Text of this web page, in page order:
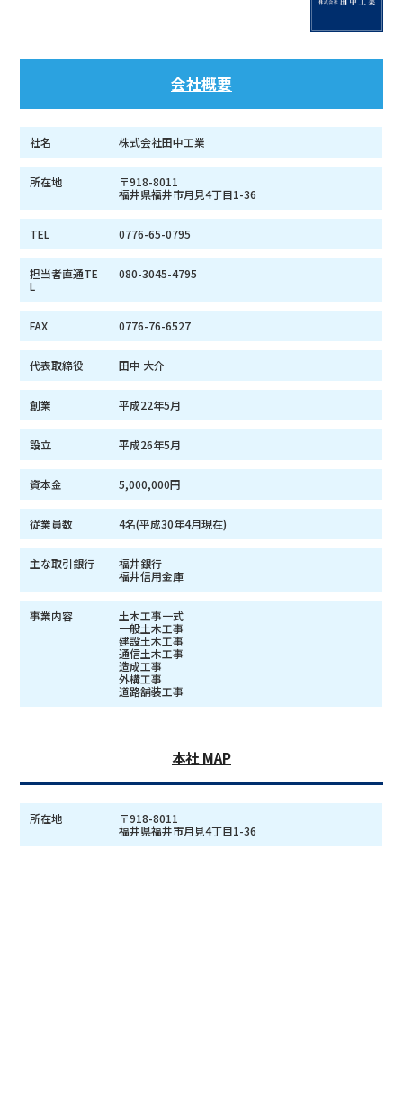
会社概要
社名 株式会社田中工業
所在地
〒918-8011
福井県福井市月見4丁目1-36
TEL 0776-65-0795
担当者直通TE
L
080-3045-4795
FAX 0776-76-6527
代表取締役 田中 大介
創業 平成22年5月
設立 平成26年5月
資本金 5,000,000円
従業員数 4名(平成30年4月現在)
主な取引銀行
福井銀行
福井信用金庫
事業内容
土木工事一式
一般土木工事
建設土木工事
通信土木工事
造成工事
外構工事
道路舗装工事
本社 MAP
所在地
〒918-8011
福井県福井市月見4丁目1-36